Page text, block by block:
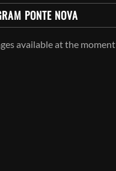
PONTE NOVA
available at the moment